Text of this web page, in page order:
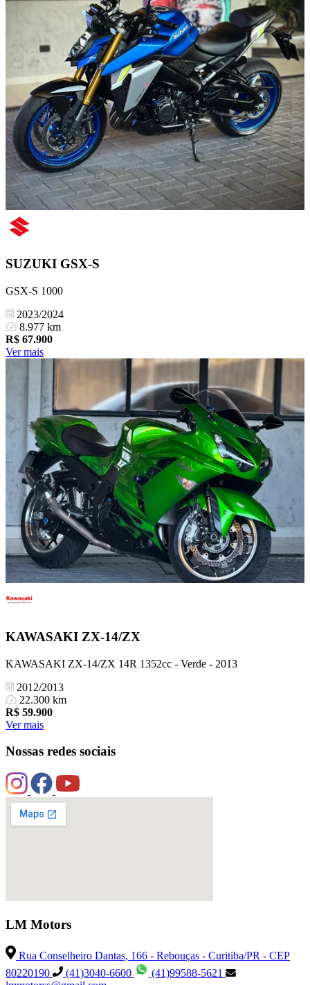
SUZUKI GSX-S
GSX-S 1000
2023/2024
8.977 km
R$ 67.900
Ver mais
KAWASAKI ZX-14/ZX
KAWASAKI ZX-14/ZX 14R 1352cc - Verde - 2013
2012/2013
22.300 km
R$ 59.900
Ver mais
Nossas redes sociais
LM Motors
Rua Conselheiro Dantas, 166 - Rebouças - Curitiba/PR - CEP
80220190
(41)3040-6600
(41)99588-5621